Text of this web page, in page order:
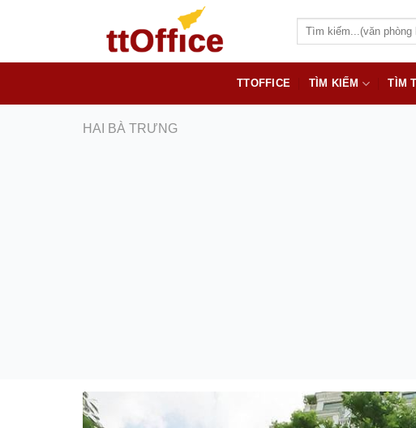
TTOFFICE TÌM KIẾM TÌM
HAI BÀ TRƯNG